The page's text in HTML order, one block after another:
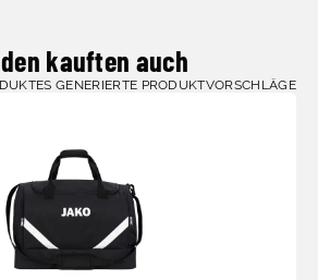
kauften auch
GENERIERTE PRODUKTVORSCHLÄGE